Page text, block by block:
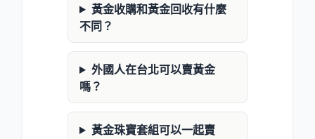
黃金收購和黃金回收有什麼
不同？
外國人在台北可以賣黃金
嗎？
黃金珠寶套組可以一起賣